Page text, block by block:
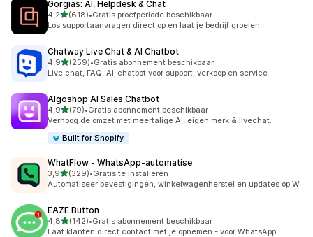
Gorgias: AI, Helpdesk & Chat
4,2van 5 sterren
(618)
618 recensies in totaal
•Gratis proefperiode beschikbaar
Los supportaanvragen direct op en laat je bedrijf groeien.
Chatway Live Chat & AI Chatbot
4,9van 5 sterren
(259)
259 recensies in totaal
•Gratis abonnement beschikbaar
Live chat, FAQ, AI-chatbot voor support, verkoop en service
Algoshop AI Sales Chatbot
4,9van 5 sterren
(79)
79 recensies in totaal
•Gratis abonnement beschikbaar
Verhoog de omzet met meertalige AI, eigen merk & livechat.
Built for Shopify
WhatFlow ‑ WhatsApp‑automatise
3,9van 5 sterren
(329)
329 recensies in totaal
•Gratis te installeren
Automatiseer bevestigingen, winkelwagenherstel en updates op W
EAZE Button
4,8van 5 sterren
(142)
142 recensies in totaal
•Gratis abonnement beschikbaar
Laat klanten direct contact met je opnemen - voor WhatsApp